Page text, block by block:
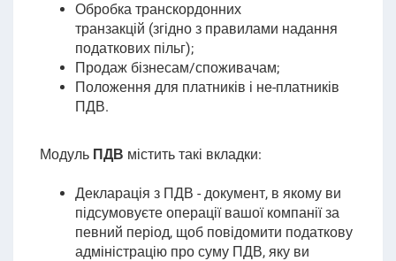
Обробка транскордонних
транзакцій (згідно з правилами надання
податкових пільг);
Продаж бізнесам/споживачам;
Положення для платників і не-платників
ПДВ.
Модуль ПДВ містить такі вкладки:
Декларація з ПДВ - документ, в якому ви
підсумовуєте операції вашої компанії за
певний період, щоб повідомити податкову
адміністрацію про суму ПДВ, яку ви